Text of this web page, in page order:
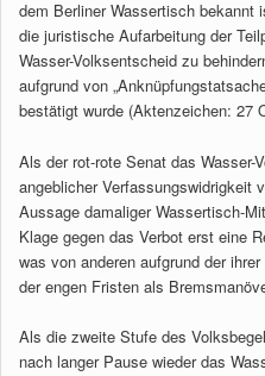
dem Berliner Wassertisch
die juristische Aufarbeitung der
Wasser-Volksentscheid zu
aufgrund von
bestätigt wurde (Aktenzeichen: 27
Als der rot-rote Senat das Wasser-
angeblicher Verfassungswidrigkeit
Aussage damaliger Wassertisch-
Klage gegen das Verbot erst eine
was von anderen aufgrund der
der engen Fristen als
Als die zweite Stufe des
nach langer Pause wieder das